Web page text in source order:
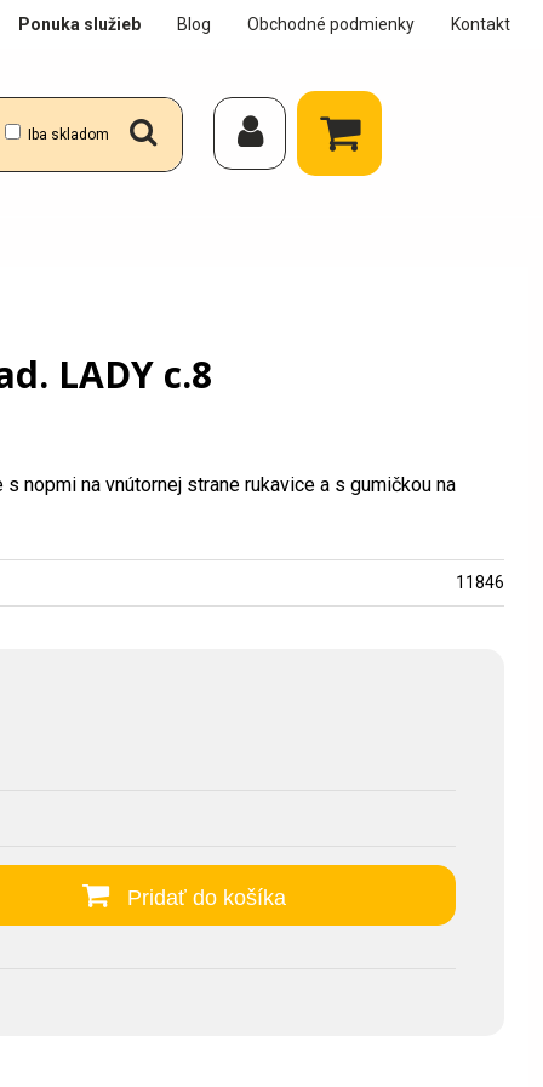
Iba skladom
Ponuka služieb Blog Obchodné podmienky Kontakt
LADY c.8
Pridať do košíka
nopmi na vnútornej strane rukavice a s gumičkou na
11846